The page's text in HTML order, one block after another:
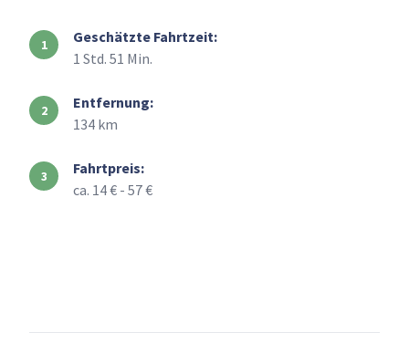
Geschätzte Fahrtzeit:
1 Std. 51 Min.
Entfernung:
134 km
Fahrtpreis:
ca. 14 € - 57 €